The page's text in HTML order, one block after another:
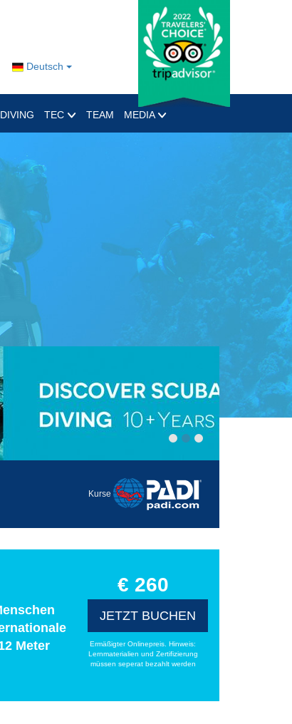
Deutsch
TEC TEAM MEDIA
Kurse
Meter
€ 260
JETZT BUCHEN
Ermäßigter Onlinepreis. Hinweis:
Lernmaterialien und Zertifizierung
müssen seperat bezahlt werden